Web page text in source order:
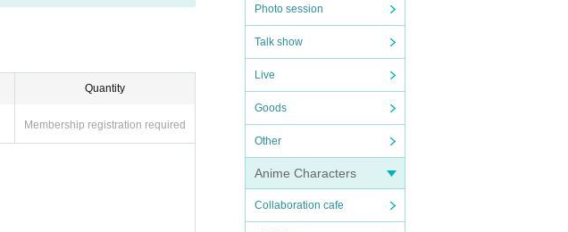
Photo session
Talk show
Live
Goods
Other
Anime Characters
Collaboration cafe
断りいたします。当日お持ちいただく
Quantity
Membership registration required